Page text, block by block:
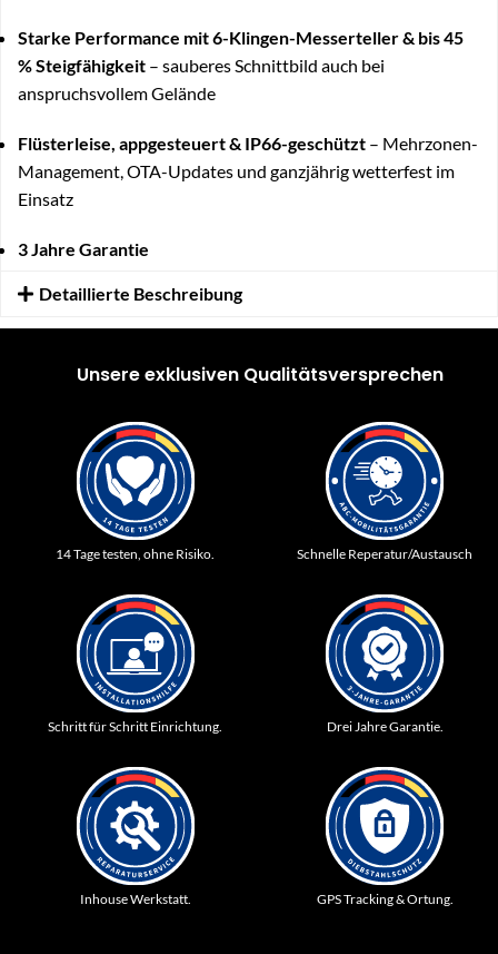
Starke Performance mit 6-Klingen-Messerteller & bis 45
% Steigfähigkeit – sauberes Schnittbild auch bei
anspruchsvollem Gelände
Flüsterleise, appgesteuert & IP66-geschützt – Mehrzonen-
Management, OTA-Updates und ganzjährig wetterfest im
Einsatz
3 Jahre Garantie
Detaillierte Beschreibung
Unsere exklusiven Qualitätsversprechen
14 Tage testen, ohne Risiko. Schnelle Reperatur/Austausch
Schritt für Schritt Einrichtung. Drei Jahre Garantie.
Inhouse Werkstatt. GPS Tracking & Ortung.